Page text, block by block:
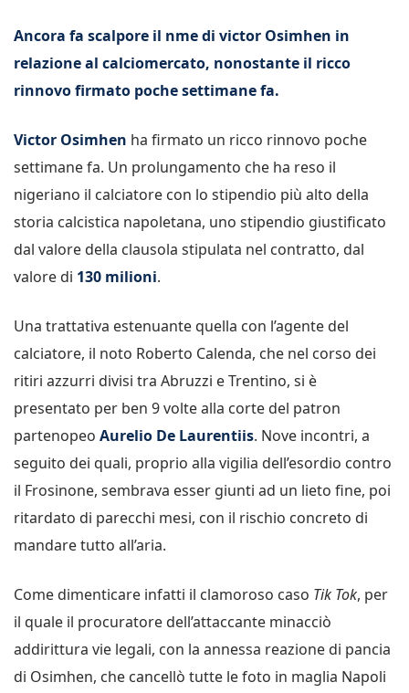
Ancora fa scalpore il nme di victor Osimhen in
relazione al calciomercato, nonostante il ricco
rinnovo firmato poche settimane fa.
Victor Osimhen ha firmato un ricco rinnovo poche
settimane fa. Un prolungamento che ha reso il
nigeriano il calciatore con lo stipendio più alto della
storia calcistica napoletana, uno stipendio giustificato
dal valore della clausola stipulata nel contratto, dal
valore di 130 milioni.
Una trattativa estenuante quella con l’agente del
calciatore, il noto Roberto Calenda, che nel corso dei
ritiri azzurri divisi tra Abruzzi e Trentino, si è
presentato per ben 9 volte alla corte del patron
partenopeo Aurelio De Laurentiis. Nove incontri, a
seguito dei quali, proprio alla vigilia dell’esordio contro
il Frosinone, sembrava esser giunti ad un lieto fine, poi
ritardato di parecchi mesi, con il rischio concreto di
mandare tutto all’aria.
Come dimenticare infatti il clamoroso caso Tik Tok, per
il quale il procuratore dell’attaccante minacciò
addirittura vie legali, con la annessa reazione di pancia
di Osimhen, che cancellò tutte le foto in maglia Napoli